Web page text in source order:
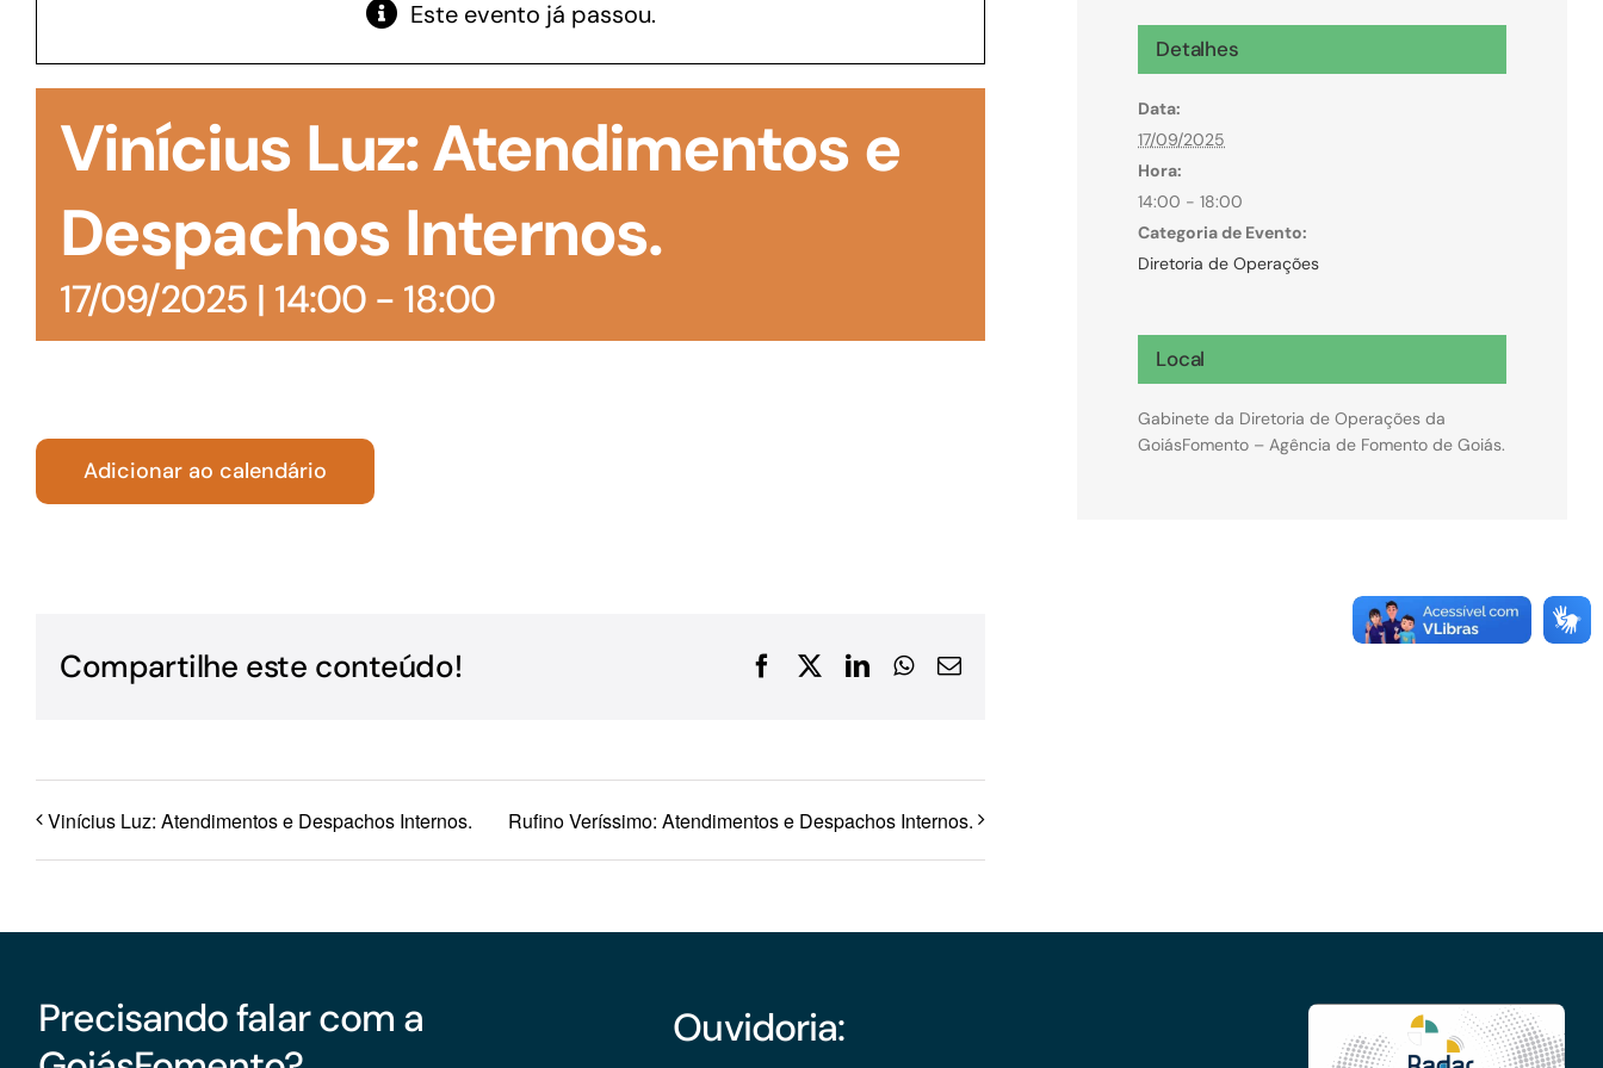
manutenção de estoques e despesas operacionais
realizar obras, dentre outros serviços
Microcrédito
Para MEI, microempresas e pessoas físicas
(feirantes e transportes)
Turismo
Este evento já passou.
Vinícius Luz: Atendimentos e
Despachos Internos.
17/09/2025 | 14:00- 18:00
Adicionar ao calendário
Compartilhe este conteúdo! FacebookLinkedInWhatsApp
E-
Vinícius Luz: Atendimentos e Despachos Internos. Rufino Veríssimo: Atendimentos e Despachos Internos.
Detalhes
Data:
17/09/2025
Hora:
14:00 - 18:00
Categoria de Evento:
Diretoria de Operações
Local
Gabinete da Diretoria de Operações da
GoiásFomento – Agência de Fomento de Goiás.
Precisando falar com a
Ouvidoria: